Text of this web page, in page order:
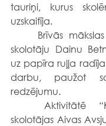
tauriņi, kurus
uzskaitīja.
skolotāju Dainu
uz papīra ruļļa
darbu, paužot
redzējumu.
skolotājas Aivas